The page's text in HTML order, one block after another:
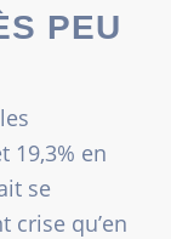
PEU
19,3% en
se
crise qu’en